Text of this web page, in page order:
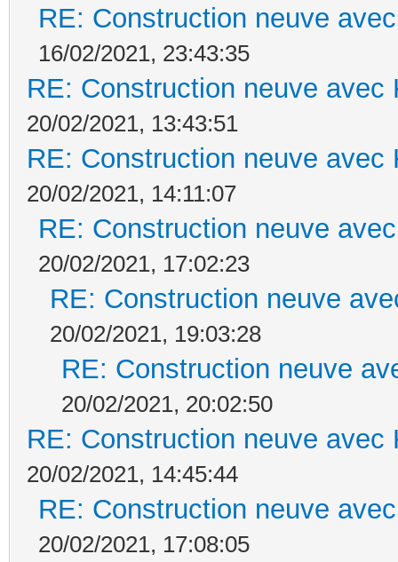
RE: Construction neuve
16/02/2021, 23:43:35
RE: Construction neuve avec
20/02/2021, 13:43:51
RE: Construction neuve avec
20/02/2021, 14:11:07
RE: Construction neuve
20/02/2021, 17:02:23
RE: Construction neuve
20/02/2021, 19:03:28
RE: Construction neuve
20/02/2021, 20:02:50
RE: Construction neuve avec
20/02/2021, 14:45:44
RE: Construction neuve
20/02/2021, 17:08:05